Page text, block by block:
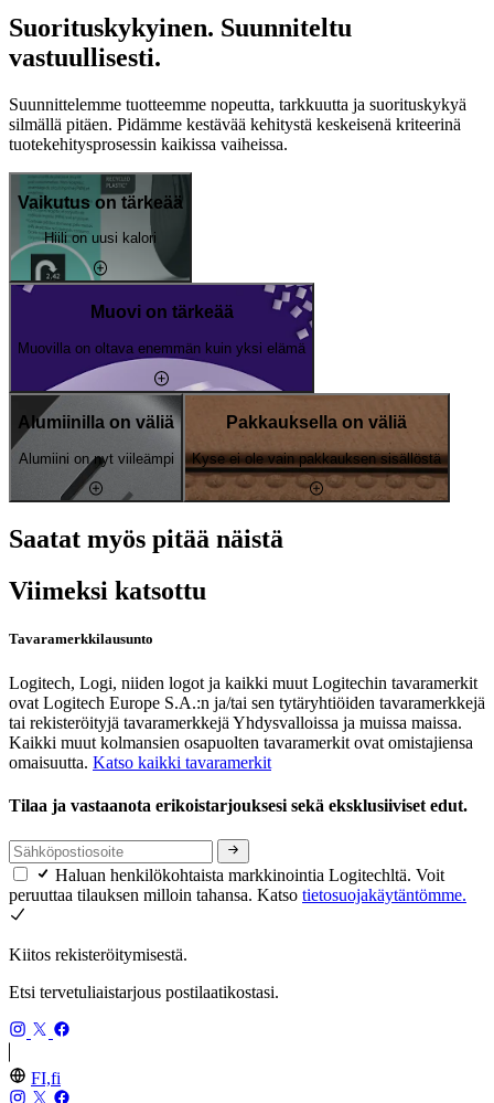
Suorituskykyinen. Suunniteltu
vastuullisesti.
Suunnittelemme tuotteemme nopeutta, tarkkuutta ja suorituskykyä
silmällä pitäen. Pidämme kestävää kehitystä keskeisenä kriteerinä
tuotekehitysprosessin kaikissa vaiheissa.
Vaikutus on tärkeää
Hiili on uusi kalori
Muovi on tärkeää
Muovilla on oltava enemmän kuin yksi elämä
Alumiinilla on väliä
Alumiini on nyt viileämpi
Pakkauksella on väliä
Kyse ei ole vain pakkauksen sisällöstä
Saatat myös pitää näistä
Viimeksi katsottu
Tavaramerkkilausunto
Logitech, Logi, niiden logot ja kaikki muut Logitechin tavaramerkit
ovat Logitech Europe S.A.:n ja/tai sen tytäryhtiöiden tavaramerkkejä
tai rekisteröityjä tavaramerkkejä Yhdysvalloissa ja muissa maissa.
Kaikki muut kolmansien osapuolten tavaramerkit ovat omistajiensa
omaisuutta. Katso kaikki tavaramerkit
Tilaa ja vastaanota erikoistarjouksesi sekä eksklusiiviset edut.
Haluan henkilökohtaista markkinointia Logitechltä. Voit
peruuttaa tilauksen milloin tahansa. Katso tietosuojakäytäntömme.
Kiitos rekisteröitymisestä.
Etsi tervetuliaistarjous postilaatikostasi.
FI,fi